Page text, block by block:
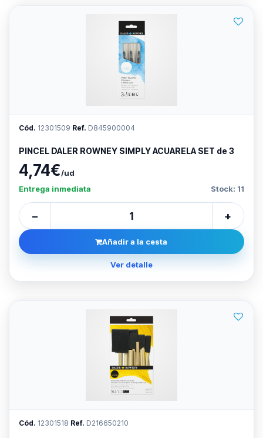
Cód. 12301509 Ref. D845900004
PINCEL DALER ROWNEY SIMPLY ACUARELA SET de 3
4,74€/ud
Entrega inmediata
Stock: 11
− +
Añadir a la cesta
Ver detalle
Cód. 12301518 Ref. D216650210